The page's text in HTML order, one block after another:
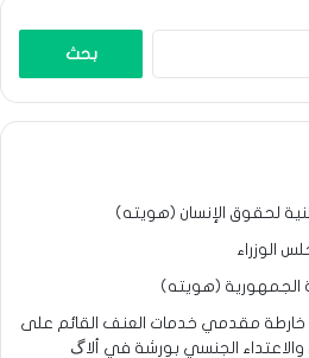
لحقوق الإنسان (هويته)
الوزراء
الجمهورية (هويته)
يشارك نتائح خارطة مقدمي خدمات العنف القائم على
والاعتداء الجنسي بورشة في ألاگ